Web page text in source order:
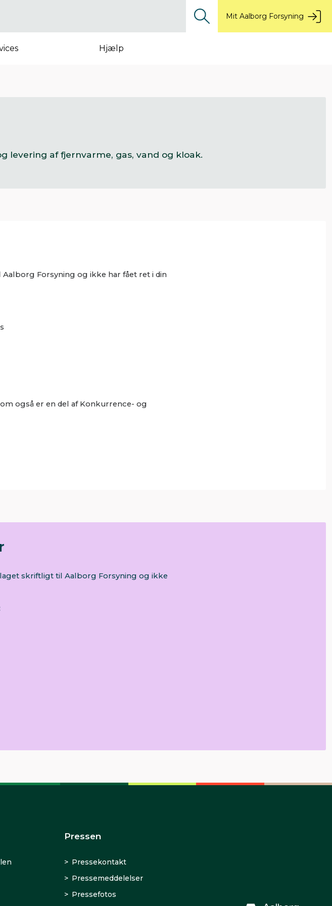
Mit Aalborg Forsyning
Hjælp
levering af fjernvarme, gas, vand og kloak.
Forsyning og ikke har fået ret i din
også er en del af Konkurrence- og
skriftligt til Aalborg Forsyning og ikke
Pressen
Pressekontakt
Pressemeddelelser
Pressefotos